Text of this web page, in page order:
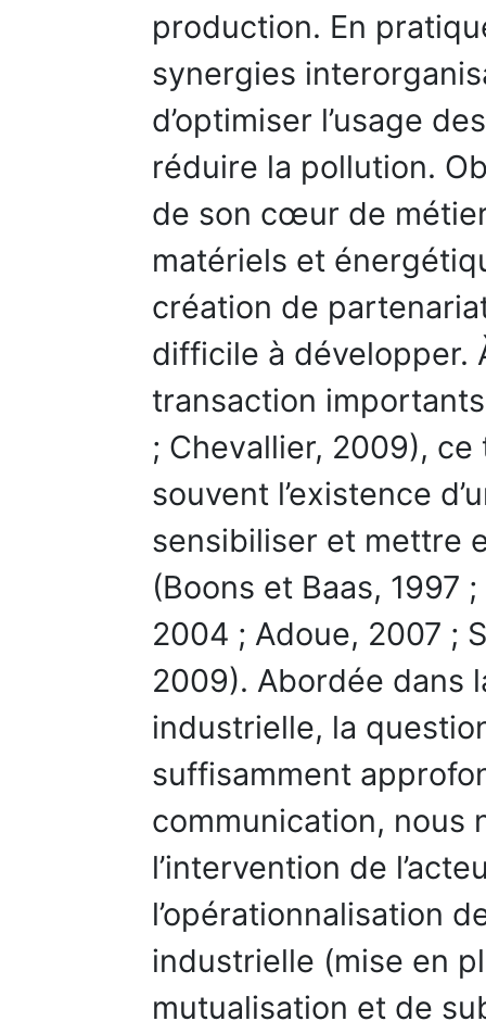
production. En
synergies
d’optimiser l’usage
réduire la pollution.
de son cœur de
matériels et
création de
difficile à développer.
transaction
; Chevallier, 2009),
souvent l’existence
sensibiliser et mettre
(Boons et Baas, 1997
2004 ; Adoue, 2007 ;
2009). Abordée dans
industrielle, la
suffisamment
communication, nous
l’intervention de
l’opérationnalisation
industrielle (mise en
mutualisation et de